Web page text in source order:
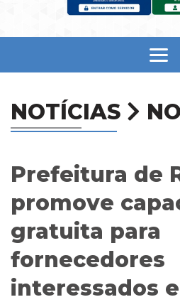
NOTÍCIAS
Prefeitura de
promove
gratuita para
fornecedores
interessados